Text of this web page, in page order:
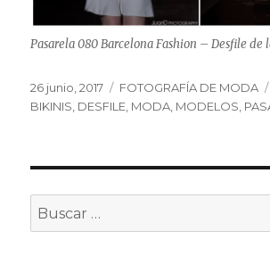
Pasarela 080 Barcelona Fashion – Desfile de
Publicado
el
26 junio, 2017 Categorías
FOTOGRAFÍA DE MODA
BIKINIS DESFILE MODA MODELOS
Buscar
por: